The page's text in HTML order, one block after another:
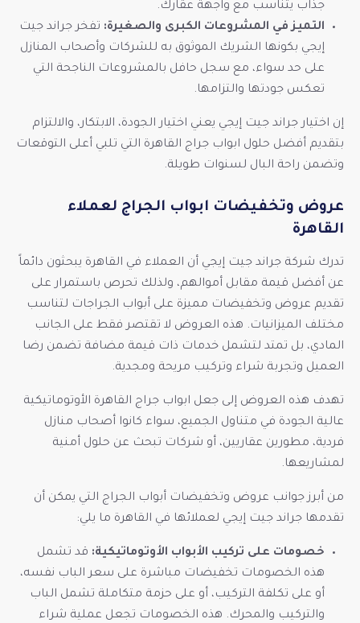
جذاب يتناسب مع واجهة عقارك.
التميز في المشروعات الكبرى والصغيرة: تفخر جراند جيت
إيجي بكونها الشريك الموثوق به للشركات وأصحاب المنازل
على حد سواء، مع سجل حافل بالمشروعات الناجحة التي
تعكس جودتها والتزامها.
إن اختيار جراند جيت إيجي يعني اختيار الجودة، الابتكار، والالتزام
بتقديم أفضل حلول ابواب جراج القاهرة التي تلبي أعلى التوقعات
وتضمن راحة البال لسنوات طويلة.
عروض وتخفيضات ابواب الجراج لعملاء
القاهرة
تدرك شركة جراند جيت إيجي أن العملاء في القاهرة يبحثون دائماً
عن أفضل قيمة مقابل أموالهم، ولذلك تحرص باستمرار على
تقديم عروض وتخفيضات مميزة على أبواب الجراجات لتناسب
مختلف الميزانيات. هذه العروض لا تقتصر فقط على الجانب
المادي، بل تمتد لتشمل خدمات ذات قيمة مضافة تضمن رضا
العميل وتجربة شراء وتركيب مريحة ومجدية.
تهدف هذه العروض إلى جعل ابواب جراج القاهرة الأوتوماتيكية
عالية الجودة في متناول الجميع، سواء كانوا أصحاب منازل
فردية، مطورين عقاريين، أو شركات تبحث عن حلول أمنية
لمشاريعها.
من أبرز جوانب عروض وتخفيضات أبواب الجراج التي يمكن أن
تقدمها جراند جيت إيجي لعملائها في القاهرة ما يلي:
خصومات على تركيب الأبواب الأوتوماتيكية: قد تشمل
هذه الخصومات تخفيضات مباشرة على سعر الباب نفسه،
أو على تكلفة التركيب، أو على حزمة متكاملة تشمل الباب
والتركيب والمحرك. هذه الخصومات تجعل عملية شراء